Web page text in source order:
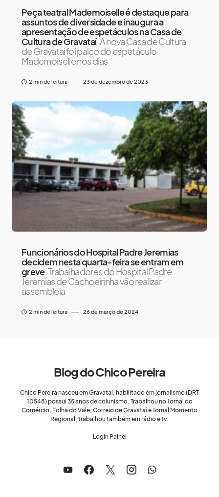
Peça teatral Mademoiselle é destaque para
assuntos de diversidade e inaugura a
apresentação de espetáculos na Casa de
Cultura de Gravataí A nova Casa de Cultura
de Gravataí foi palco do espetáculo
Mademoiselle nos dias
2 min de leitura 23 de dezembro de 2023
Funcionários do Hospital Padre Jeremias
decidem nesta quarta-feira se entram em
greve Trabalhadores do Hospital Padre
Jeremias de Cachoeirinha vão realizar
assembleia
2 min de leitura 26 de março de 2024
Blog do Chico Pereira
Chico Pereira nasceu em Gravataí, habilitado em jornalismo (DRT
10548) possui 35 anos de colunismo. Trabalhou no Jornal do
Comércio, Folha do Vale, Correio de Gravataí e Jornal Momento
Regional, trabalhou também em rádio e tv.
Login Painel